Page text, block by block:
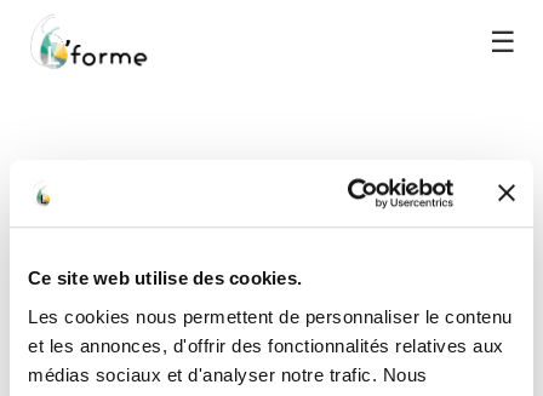
Ce site web utilise des cookies.
Les cookies nous permettent de personnaliser le contenu
et les annonces, d'offrir des fonctionnalités relatives aux
médias sociaux et d'analyser notre trafic. Nous
☰